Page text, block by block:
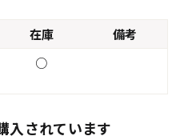
在庫
備考
○
入されています